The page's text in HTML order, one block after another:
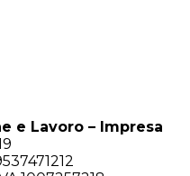
e Lavoro – Impresa